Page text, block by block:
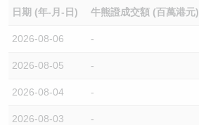
日期 (年-月-日) 牛熊證成交額 (百萬港元)
2026-08-06 -
2026-08-05 -
2026-08-04 -
2026-08-03 -